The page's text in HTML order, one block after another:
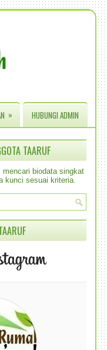
» HUBUNGI ADMIN
TAARUF
biodata singkat
kunci sesuai kriteria.